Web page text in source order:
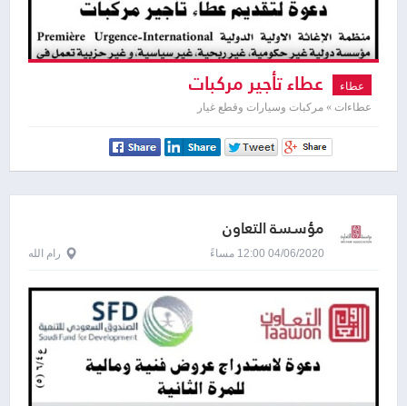
عطاء عطاء تأجير مركبات
عطاءات » مركبات وسيارات وقطع غيار
مؤسسة التعاون
04/06/2020 12:00 مساءً رام الله